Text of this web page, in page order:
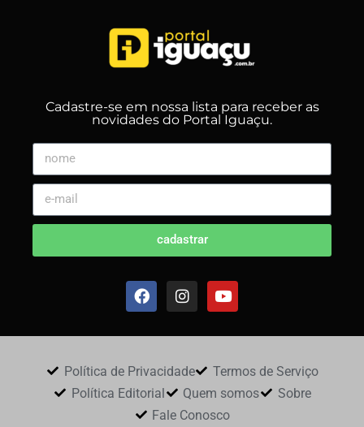
Cadastre-se em nossa lista para receber as
novidades do Portal Iguaçu.
cadastrar
Política de Privacidade
Termos de Serviço
Política Editorial
Quem somos
Sobre
Fale Conosco